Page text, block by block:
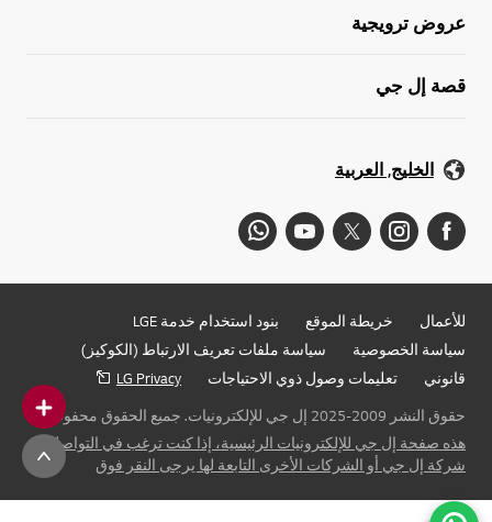
عروض ترويجية
قصة إل جي
الخليج, العربية
للأعمال خريطة الموقع
بنود استخدام خدمة LGE
سياسة الخصوصية
سياسة ملفات تعريف الارتباط (الكوكيز)
قانوني
تعليمات وصول ذوي الاحتياجات
LG Privacy
حقوق النشر 2009-2025 إل جي للإلكترونيات. جميع الحقوق محفوظة
هذه صفحة إل جي للإلكترونيات الرئيسية، إذا كنت ترغب في التواصل مع
شركة إل جي أو الشركات الأخرى التابعة لها يرجى النقر فوق